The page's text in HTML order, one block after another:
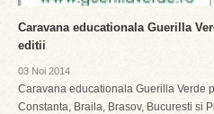
Caravana educationala Guerilla
editii
03 Noi 2014
Caravana educationala Guerilla Verde
Constanta, Braila, Brasov, Bucuresti si